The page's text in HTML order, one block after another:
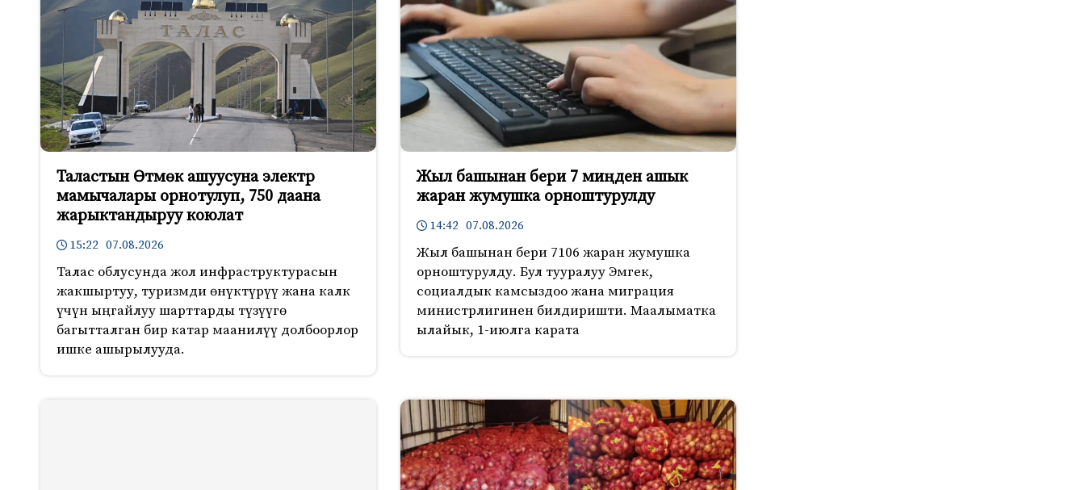
Таластын Өтмөк ашуусуна электр
мамычалары орнотулуп, 750 даана
жарыктандыруу коюлат
15:22 07.08.2026
Талас облусунда жол инфраструктурасын
жакшыртуу, туризмди өнүктүрүү жана калк
үчүн ыңгайлуу шарттарды түзүүгө
багытталган бир катар маанилүү долбоорлор
ишке ашырылууда.
Жыл башынан бери 7 миңден ашык
жаран жумушка орноштурулду
14:42 07.08.2026
Жыл башынан бери 7106 жаран жумушка
орноштурулду. Бул тууралуу Эмгек,
социалдык камсыздоо жана миграция
министрлигинен билдиришти. Маалыматка
ылайык, 1-июлга карата